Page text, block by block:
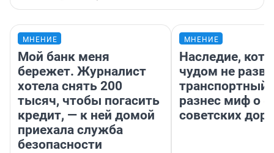
МНЕНИЕ
Мой банк меня
бережет. Журналист
хотела снять 200
тысяч, чтобы погасить
кредит, — к ней домой
приехала служба
безопасности
МНЕНИЕ
Наследие,
чудом не
транспортный
разнес миф о
советских